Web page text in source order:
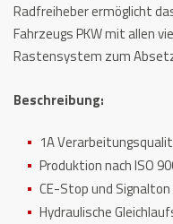
Radfreiheber ermöglicht
Fahrzeugs PKW mit allen
Rastensystem zum
Beschreibung:
1A
Produktion nach ISO
CE-Stop und
Hydraulische